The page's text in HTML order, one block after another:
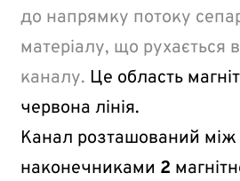
до напрямку потоку
матеріалу, що рухається
каналу. Це область
червона лінія.
Канал розташований
наконечниками 2